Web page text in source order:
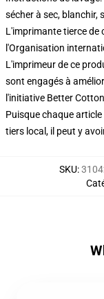
sécher à sec, blanchir,
L'imprimante tierce de
l'Organisation
L'imprimeur de ce
sont engagés à
l'initiative Better Cotton
Puisque chaque
tiers local, il peut y
SKU: